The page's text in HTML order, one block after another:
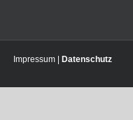
Impressum | Datenschutz